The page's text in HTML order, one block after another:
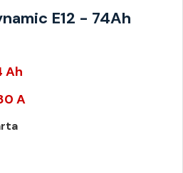
E12 - 74Ah
Ah
A